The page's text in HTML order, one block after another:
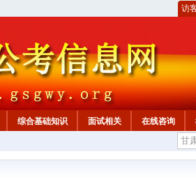
访
综合基础知识 面试相关 在线咨询